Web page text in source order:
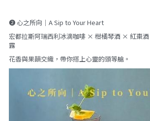
❷ 心之所向｜A Sip to Your Heart
宏都拉斯阿瑞西利冰滴咖啡 × 柑橘琴酒 × 紅棗
露
花香與果韻交織，帶你搭上心靈的頭等艙。